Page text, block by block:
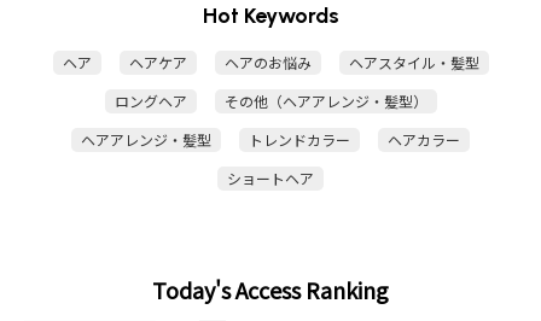
Hot Keywords
ヘア ヘアケア ヘアのお悩み
ヘアスタイル・髪型
ロングヘア
その他（ヘアアレンジ・髪型）
ヘアアレンジ・髪型
トレンドカラー
ヘアカラー
ショートヘア
Today's Access Ranking